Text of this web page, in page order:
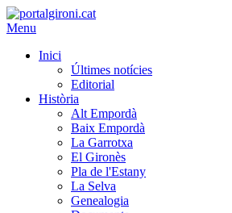
Menu
Inici
Últimes notícies
Editorial
Història
Alt Empordà
Baix Empordà
La Garrotxa
El Gironès
Pla de l'Estany
La Selva
Genealogia